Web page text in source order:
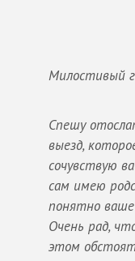
Милостивый
Спешу
выезд,
сочувствую
сам имею
понятно
Очень рад,
этом